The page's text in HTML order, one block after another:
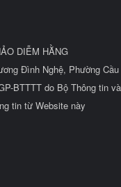
DIỄM HẰNG
Đình Nghệ, Phường
BTTTT do Bộ Thông tin
tin từ Website này